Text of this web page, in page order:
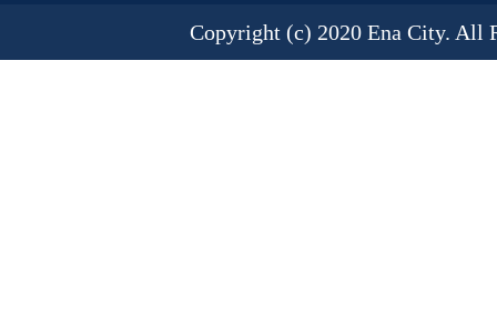
Copyright (c) 2020 Ena City. All